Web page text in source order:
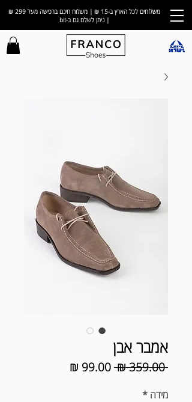
משלוחים לכל הארץ ב-15 ₪ | משלוח חינם ברכישה מעל 299 ₪
| ניתן לשלם גם ב-bit
אמבר אבן
‏359.00 ‏₪
מחיר
מידה *